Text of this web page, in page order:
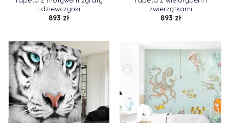
i dziewczynki
893 zł
zwierzątkami
893 zł